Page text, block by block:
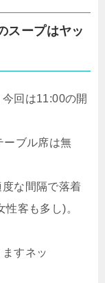
スープはヤッ
回は11:00の開
ーブル席は無
な間隔で落着
客も多し)。
すネッ